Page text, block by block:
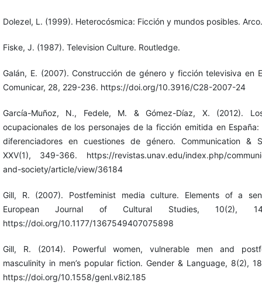
Dolezel, L. (1999). Heterocósmica: Ficción y mundos posibles. Arco.
Fiske, J. (1987). Television Culture. Routledge.
Galán, E. (2007). Construcción de género y ficción televisiva en
Comunicar, 28, 229-236. https://doi.org/10.3916/C28-2007-24
García-Muñoz, N., Fedele, M. & Gómez-Díaz, X. (2012).
ocupacionales de los personajes de la ficción emitida en España:
diferenciadores en cuestiones de género. Communication &
XXV(1), 349-366. https://revistas.unav.edu/index.php/
and-society/article/view/36184
Gill, R. (2007). Postfeminist media culture. Elements of a
European Journal of Cultural Studies, 10(2),
https://doi.org/10.1177/1367549407075898
Gill, R. (2014). Powerful women, vulnerable men and
masculinity in men’s popular fiction. Gender & Language, 8(2),
https://doi.org/10.1558/genl.v8i2.185